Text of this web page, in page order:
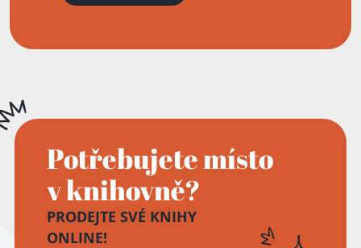
Potřebujete místo
v knihovně?
PRODEJTE SVÉ KNIHY
ONLINE!